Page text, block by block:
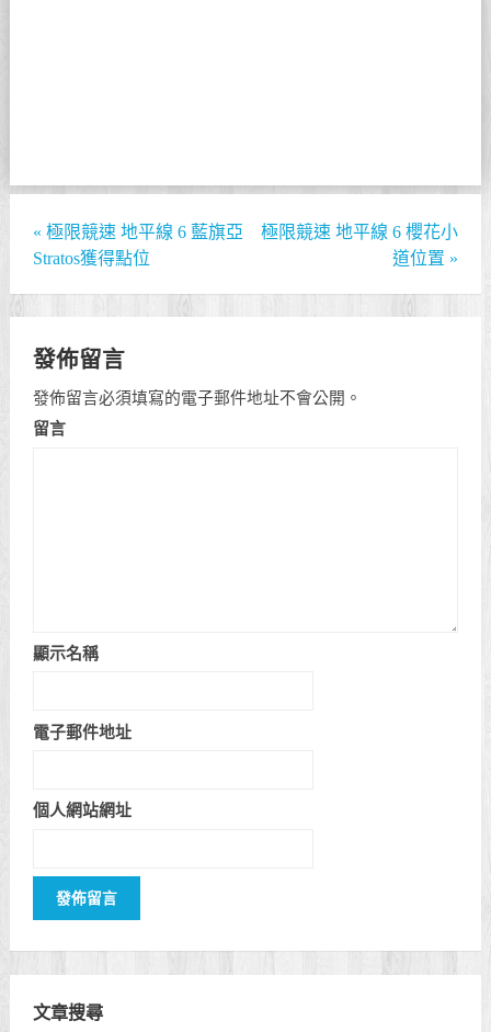
« 極限競速 地平線 6 藍旗亞
Stratos獲得點位
極限競速 地平線 6 櫻花小
道位置 »
發佈留言
發佈留言必須填寫的電子郵件地址不會公開。
留言
顯示名稱
電子郵件地址
個人網站網址
文章搜尋